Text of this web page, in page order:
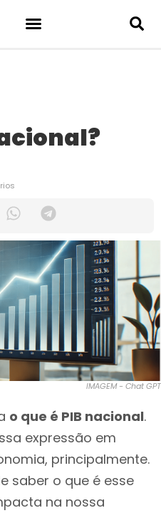
IMAGEM - Chat GPT
o que é PIB nacional.
expressão em
principalmente.
saber o que é esse
na nossa